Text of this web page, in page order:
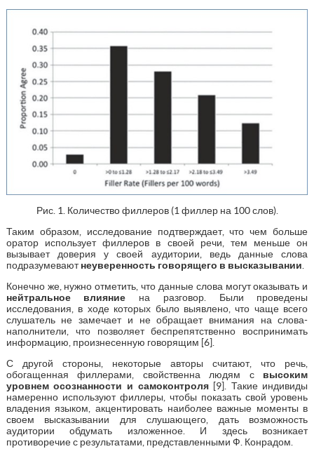
Рис. 1. Количество филлеров (1 филлер на 100 слов).
Таким образом, исследование подтверждает, что чем больше
оратор использует филлеров в своей речи, тем меньше он
вызывает доверия у своей аудитории, ведь данные слова
подразумеваютнеуверенность говорящего в высказывании
Конечно же, нужно отметить, что данные слова могут оказывать и
нейтральное влияние на разговор. Были проведены
исследования, в ходе которых было выявлено, что чаще всего
слушатель не замечает и не обращает внимания на слова-
наполнители, что позволяет беспрепятственно воспринимать
информацию, произнесенную говорящим [6].
С другой стороны, некоторые авторы считают, что речь,
обогащенная филлерами, свойственна людям с высоким
уровнем осознанности и самоконтроля[9]. Такие индивиды
намеренно используют филлеры, чтобы показать свой уровень
владения языком, акцентировать наиболее важные моменты в
своем высказывании для слушающего, дать возможность
аудитории обдумать изложенное. И здесь возникает
противоречие с результатами, представленными Ф. Конрадом.